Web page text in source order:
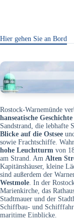
Hier gehen Sie an Bord
Rostock-Warnemünde
hanseatische Geschichte
Sandstrand, die lebhafte
Blicke auf die Ostsee
sowie Frachtschiffe.
hohe Leuchtturm von
am Strand. Am Alten
Kapitänshäuser, kleine
sind außerdem der
Westmole. In der
Marienkirche, das
Stadtmauer und der
Schiffbau- und
maritime Einblicke.